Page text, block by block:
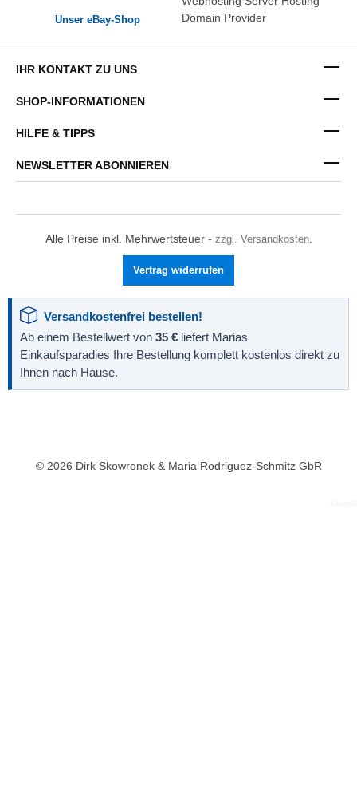
Unser eBay-Shop
IHR KONTAKT ZU UNS
SHOP-INFORMATIONEN
HILFE & TIPPS
NEWSLETTER ABONNIEREN
Alle Preise inkl. Mehrwertsteuer - zzgl. Versandkosten.
Vertrag widerrufen
Versandkostenfrei bestellen!
Ab einem Bestellwert von 35 € liefert Marias
Einkaufsparadies Ihre Bestellung komplett kostenlos direkt zu
Ihnen nach Hause.
© 2026 Dirk Skowronek & Maria Rodriguez-Schmitz GbR